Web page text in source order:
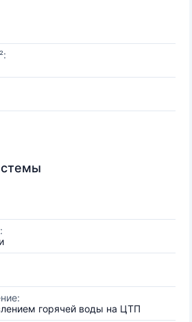
горячей воды на ЦТП